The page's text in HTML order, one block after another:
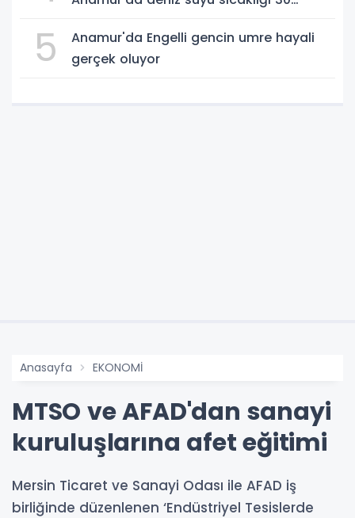
5
Anamur'da Engelli gencin umre hayali
gerçek oluyor
Anasayfa EKONOMİ
MTSO ve AFAD'dan sanayi
kuruluşlarına afet eğitimi
Mersin Ticaret ve Sanayi Odası ile AFAD iş
birliğinde düzenlenen ‘Endüstriyel Tesislerde